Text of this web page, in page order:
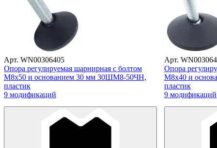
Арт. WN00306405
Опора регулируемая шарнирная с болтом
М8х50 и основанием 30 мм 30ШМ8-50ЧН,
пластик
9 модификаций
Арт.
Опора
М8х40 и
пластик
9 модификаций